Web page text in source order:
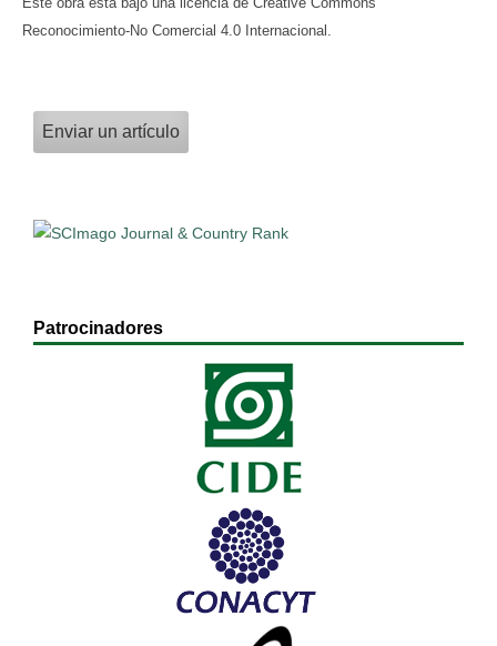
Reconocimiento-No Comercial 4.0 Internacional.
Enviar un artículo
Patrocinadores